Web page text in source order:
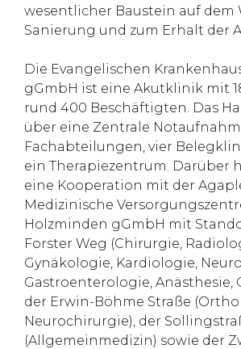
wesentlicher Baustein auf dem
Sanierung und zum Erhalt der
Die Evangelischen
gGmbH ist eine Akutklinik mit
rund 400 Beschäftigten. Das
über eine Zentrale
Fachabteilungen, vier
ein Therapiezentrum. Darüber
eine Kooperation mit der
Medizinische
Holzminden gGmbH mit
Forster Weg (Chirurgie,
Gynäkologie, Kardiologie,
Gastroenterologie, Anästhesie,
der Erwin-Böhme Straße
Neurochirurgie), der
(Allgemeinmedizin) sowie der